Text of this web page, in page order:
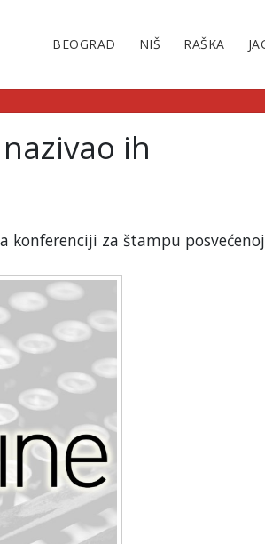
BEOGRAD NIŠ RAŠKA
ih
konferenciji za štampu posvećenoj